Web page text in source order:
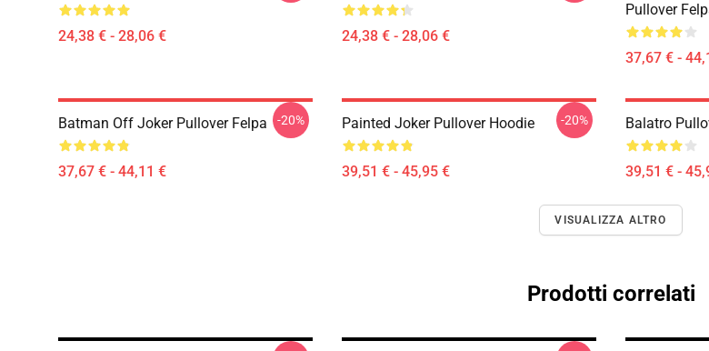
24,38 € - 28,06 € 24,38 € - 28,06 €
Pullover
37,67 € -
Batman Off Joker Pullover Felpa
37,67 € - 44,11 €
-20% Painted Joker Pullover Hoodie
39,51 € - 45,95 €
-20% Balatro
39,51 € -
VISUALIZZA ALTRO
Prodotti correlati